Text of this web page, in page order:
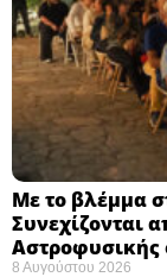
Με το βλέμμα
Συνεχίζονται
Αστροφυσικής
8 Αυγούστου 2026